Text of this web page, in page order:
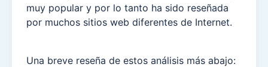
muy popular y por lo tanto ha sido reseñada
por muchos sitios web diferentes de Internet.
Una breve reseña de estos análisis más abajo: